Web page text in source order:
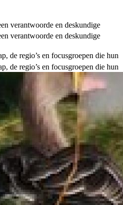
verantwoorde en deskundige
verantwoorde en deskundige
de regio’s en focusgroepen die hun
de regio’s en focusgroepen die hun